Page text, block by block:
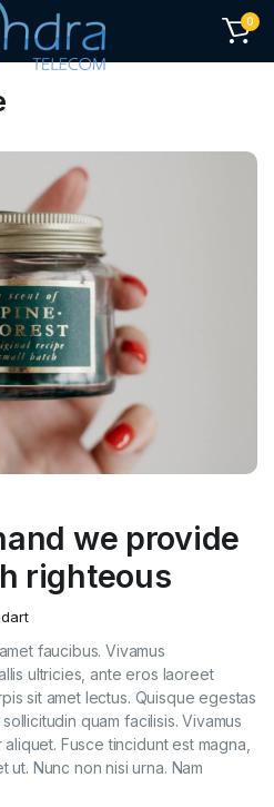
0
we provide
righteous
faucibus. Vivamus
ultricies, ante eros laoreet
sit amet lectus. Quisque egestas
quam facilisis. Vivamus
Fusce tincidunt est magna,
ut. Nunc non nisi urna. Nam